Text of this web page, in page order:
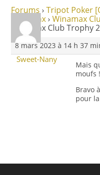
Forums › Tripot Poker
Winamax › Winamax
Winamax Club Trophy
8 mars 2023 à 14 h 37
Sweet-Nany
Mais
moufs !
Bravo
pour